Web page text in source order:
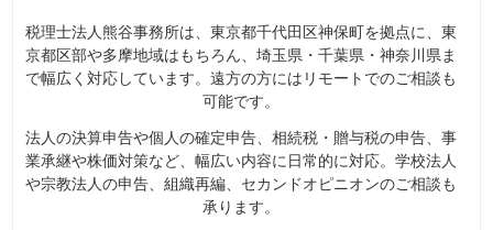
税理士法人熊谷事務所は、東京都千代田区神保町を拠点に、東
京都区部や多摩地域はもちろん、埼玉県・千葉県・神奈川県ま
で幅広く対応しています。遠方の方にはリモートでのご相談も
可能です。
法人の決算申告や個人の確定申告、相続税・贈与税の申告、事
業承継や株価対策など、幅広い内容に日常的に対応。学校法人
や宗教法人の申告、組織再編、セカンドオピニオンのご相談も
承ります。